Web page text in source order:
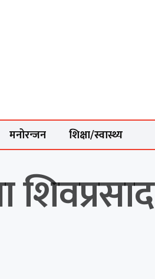
मनोरन्जन शिक्षा/स्वास्थ्य